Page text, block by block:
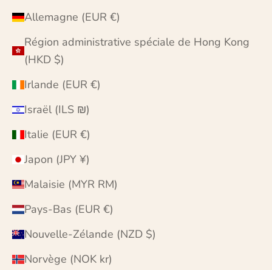
Allemagne (EUR €)
Région administrative spéciale de Hong Kong
(HKD $)
Irlande (EUR €)
Israël (ILS ₪)
Italie (EUR €)
Japon (JPY ¥)
Malaisie (MYR RM)
Pays-Bas (EUR €)
Nouvelle-Zélande (NZD $)
Norvège (NOK kr)